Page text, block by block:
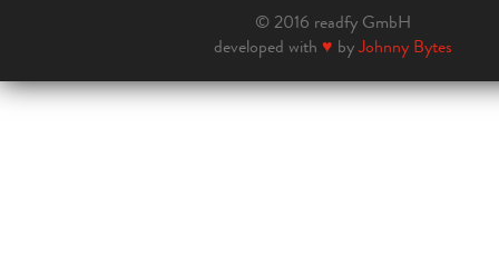
© 2016 readfy GmbH
developed with ♥ byJohnny Bytes